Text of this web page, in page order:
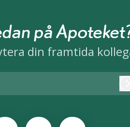
på
din framtida